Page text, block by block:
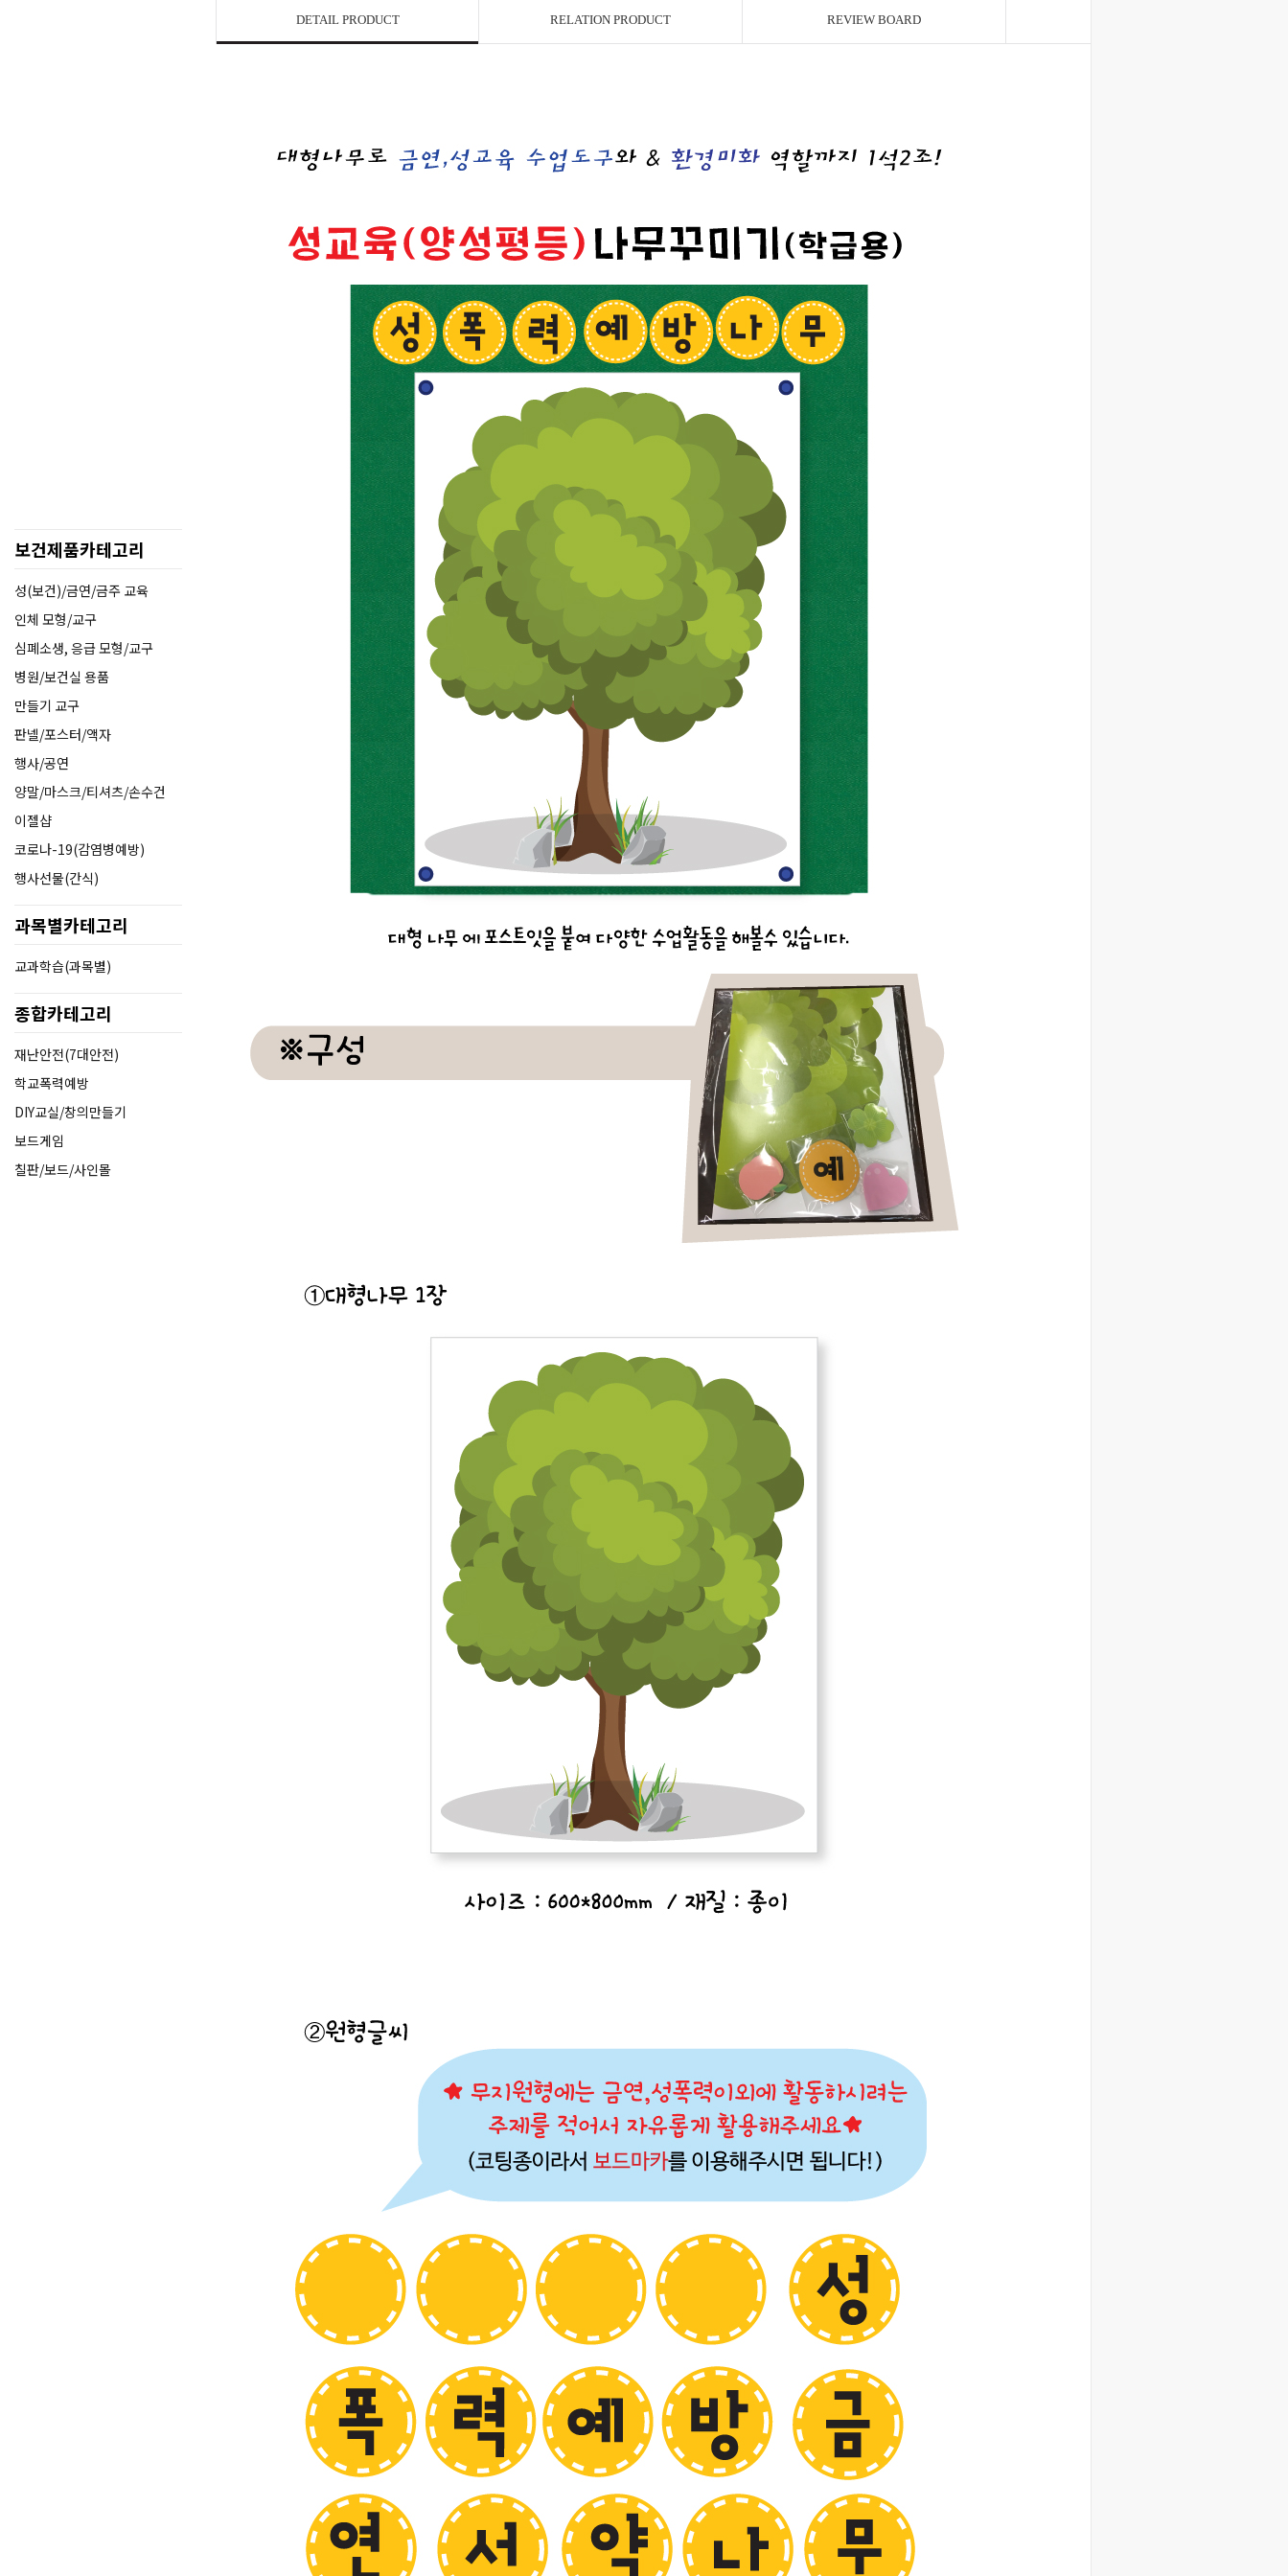
보건제품카테고리
성(보건)/금연/금주 교육
인체 모형/교구
심폐소생, 응급 모형/교구
병원/보건실 용품
만들기 교구
판넬/포스터/액자
행사/공연
양말/마스크/티셔츠/손수건
이젤샵
코로나-19(감염병예방)
행사선물(간식)
과목별카테고리
교과학습(과목별)
종합카테고리
재난안전(7대안전)
학교폭력예방
DIY교실/창의만들기
보드게임
칠판/보드/사인몰
DETAIL PRODUCT RELATION PRODUCT REVIEW BOARD